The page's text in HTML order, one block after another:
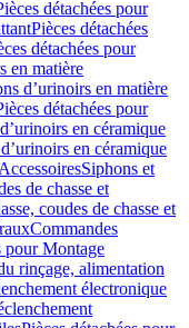
détachées pour
Pièces détachées
détachées pour
en matière
d’urinoirs en matière
détachées pour
en céramique
en céramique
Siphons et
de chasse et
coudes de chasse et
Commandes
pour Montage
rinçage, alimentation
électronique